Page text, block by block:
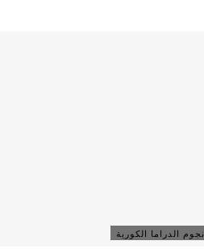
نجوم الدراما الكورية